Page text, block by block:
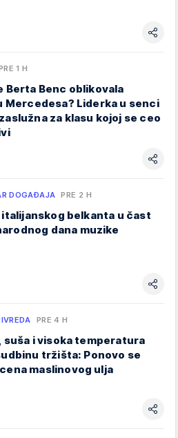
1 H
Berta Benc oblikovala
Mercedesa? Liderka u senci
za klasu kojoj se ceo
DOGAĐAJA PRE 2 H
italijanskog belkanta u čast
dana muzike
PRE 4 H
suša i visoka temperatura
tržišta: Ponovo se
maslinovog ulja